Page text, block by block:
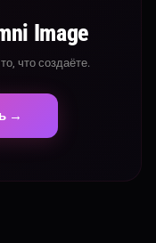
Image
что создаёте.
→